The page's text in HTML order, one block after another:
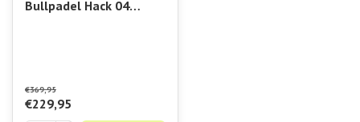
Bullpadel Hack 04
€369,95
€229,95